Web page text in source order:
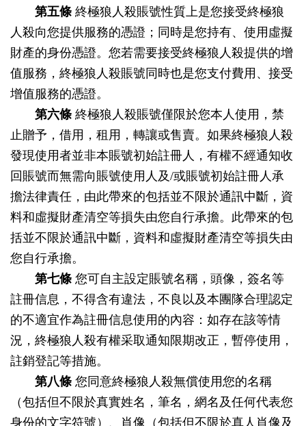
第五條 終極狼人殺賬號性質上是您接受終極狼
人殺向您提供服務的憑證；同時是您持有、使用虛擬
財產的身份憑證。您若需要接受終極狼人殺提供的增
值服務，終極狼人殺賬號同時也是您支付費用、接受
增值服務的憑證。
第六條 終極狼人殺賬號僅限於您本人使用，禁
止贈予，借用，租用，轉讓或售賣。如果終極狼人殺
發現使用者並非本賬號初始註冊人，有權不經通知收
回賬號而無需向賬號使用人及/或賬號初始註冊人承
擔法律責任，由此帶來的包括並不限於通訊中斷，資
料和虛擬財產清空等損失由您自行承擔。此帶來的包
括並不限於通訊中斷，資料和虛擬財產清空等損失由
您自行承擔。
第七條 您可自主設定賬號名稱，頭像，簽名等
註冊信息，不得含有違法，不良以及本團隊合理認定
的不適宜作為註冊信息使用的內容：如存在該等情
況，終極狼人殺有權采取通知限期改正，暫停使用，
註銷登記等措施。
第八條 您同意終極狼人殺無償使用您的名稱
（包括但不限於真實姓名，筆名，網名及任何代表您
身份的文字符號）、肖像（包括但不限於真人肖像及